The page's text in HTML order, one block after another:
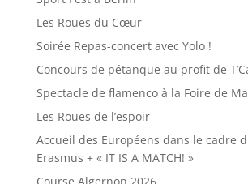
Les Roues du Cœur
Soirée Repas-concert avec Yolo !
Concours de pétanque au profit de
Spectacle de flamenco à la Foire de
Les Roues de l’espoir
Accueil des Européens dans le cadre
Erasmus + « IT IS A MATCH! »